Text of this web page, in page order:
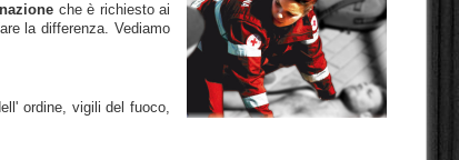
che è richiesto ai
la differenza. Vediamo
ordine, vigili del fuoco,